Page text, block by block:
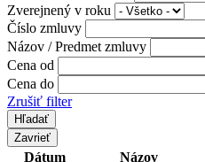
Zverejnený v roku
Číslo zmluvy
Názov / Predmet zmluvy
Cena od
Cena do
Zrušiť filter
Zavrieť
Dátum
Názov